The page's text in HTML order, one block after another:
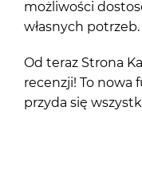
możliwości
własnych potrzeb.
Od teraz Strona
recenzji! To nowa
przyda się